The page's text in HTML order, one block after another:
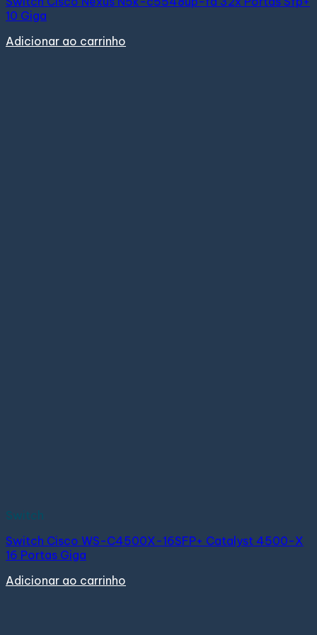
10 Giga
Adicionar ao carrinho
Switch
Switch Cisco WS-C4500X-16SFP+ Catalyst 4500-X
16 Portas Giga
Adicionar ao carrinho